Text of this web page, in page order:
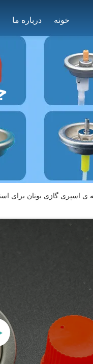
خونه درباره ما
ی اسپری گازی بوتان برای